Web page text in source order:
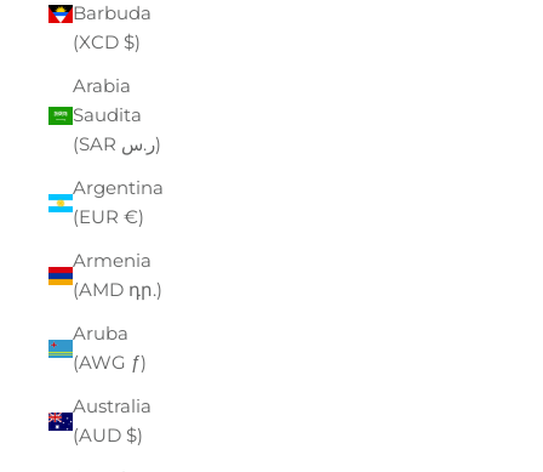
Barbuda
(XCD $)
Arabia
Saudita
(SAR ر.س)
Argentina
(EUR €)
Armenia
(AMD դր.)
Aruba
(AWG ƒ)
Australia
(AUD $)